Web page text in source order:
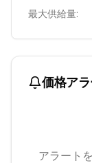
最大供給量:
価格アラ
アラート